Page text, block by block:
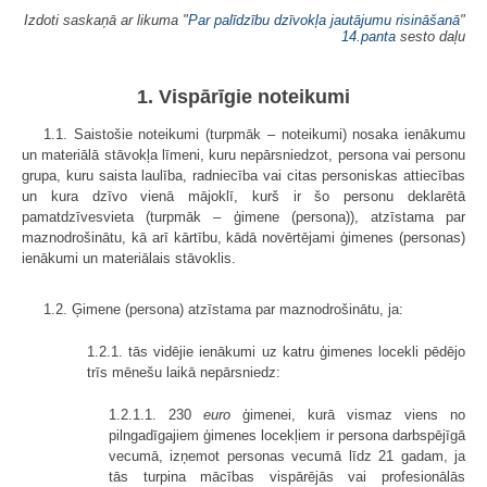
Izdoti saskaņā ar likuma "Par palīdzību dzīvokļa jautājumu risināšanā"
14.panta sesto daļu
1. Vispārīgie noteikumi
1.1. Saistošie noteikumi (turpmāk – noteikumi) nosaka ienākumu
un materiālā stāvokļa līmeni, kuru nepārsniedzot, persona vai personu
grupa, kuru saista laulība, radniecība vai citas personiskas attiecības
un kura dzīvo vienā mājoklī, kurš ir šo personu deklarētā
pamatdzīvesvieta (turpmāk – ģimene (persona)), atzīstama par
maznodrošinātu, kā arī kārtību, kādā novērtējami ģimenes (personas)
ienākumi un materiālais stāvoklis.
1.2. Ģimene (persona) atzīstama par maznodrošinātu, ja:
1.2.1. tās vidējie ienākumi uz katru ģimenes locekli pēdējo
trīs mēnešu laikā nepārsniedz:
1.2.1.1. 230 euro ģimenei, kurā vismaz viens no
pilngadīgajiem ģimenes locekļiem ir persona darbspējīgā
vecumā, izņemot personas vecumā līdz 21 gadam, ja
tās turpina mācības vispārējās vai profesionālās